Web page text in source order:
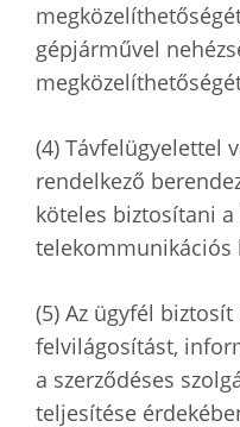
gépjárművel
(4) Távfelügyelettel
rendelkező
köteles biztosítani
telekommunikációs
(5) Az ügyfél
felvilágosítást,
a szerződéses
teljesítése